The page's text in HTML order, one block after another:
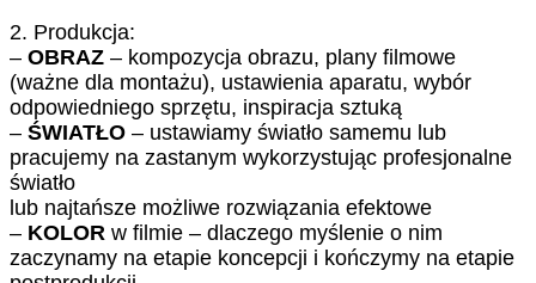
2. Produkcja:
– OBRAZ – kompozycja obrazu, plany filmowe
(ważne dla montażu), ustawienia aparatu, wybór
odpowiedniego sprzętu, inspiracja sztuką
– ŚWIATŁO – ustawiamy światło samemu lub
pracujemy na zastanym wykorzystując profesjonalne
światło
lub najtańsze możliwe rozwiązania efektowe
– KOLOR w filmie – dlaczego myślenie o nim
zaczynamy na etapie koncepcji i kończymy na etapie